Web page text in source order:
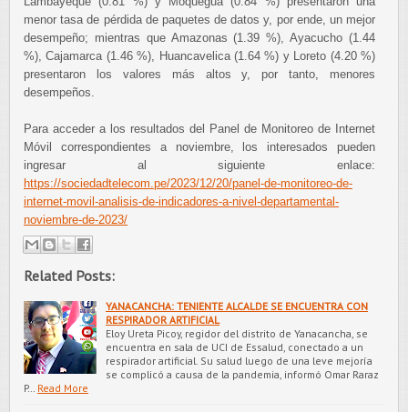
menor tasa de pérdida de paquetes de datos y, por ende, un mejor
desempeño; mientras que Amazonas (1.39 %), Ayacucho (1.44
%), Cajamarca (1.46 %), Huancavelica (1.64 %) y Loreto (4.20 %)
presentaron los valores más altos y, por tanto, menores
desempeños.
Para acceder a los resultados del Panel de Monitoreo de Internet
Móvil correspondientes a noviembre, los interesados pueden
ingresar al siguiente enlace:
https://sociedadtelecom.pe/2023/12/20/panel-de-monitoreo-de-
internet-movil-analisis-de-indicadores-a-nivel-departamental-
noviembre-de-2023/
Related Posts:
YANACANCHA: TENIENTE ALCALDE SE ENCUENTRA CON
RESPIRADOR ARTIFICIAL
Eloy Ureta Picoy, regidor del distrito de Yanacancha, se
encuentra en sala de UCI de Essalud, conectado a un
respirador artificial. Su salud luego de una leve mejoría
se complicó a causa de la pandemia, informó Omar Raraz
P…
Read More